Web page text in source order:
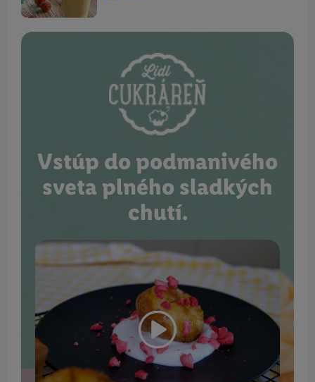
Vstúp do podmanivého
sveta plného sladkých
chutí.